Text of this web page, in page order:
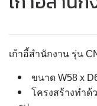
เก้าอี้สำนักงาน รุ่น
ขนาด W58 x
โครงสร้างทำด้